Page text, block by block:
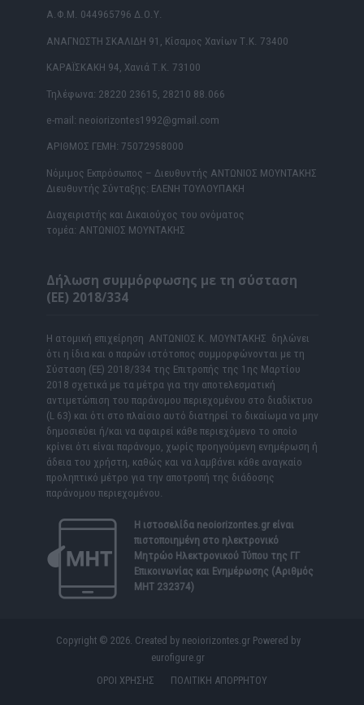
Α.Φ.Μ. 044965796 Δ.Ο.Υ.
ΑΝΑΓΝΩΣΤΗ ΣΚΑΛΙΔΗ 91, Κίσαμος Χανίων Τ.Κ. 73400
ΚΑΡΑΪΣΚΑΚΗ 94, Χανιά Τ.Κ. 73100
Τηλέφωνα: 28220 23615, 28210 88.066
e-mail: neoiorizontes1992@gmail.com
ΑΡΙΘΜΟΣ ΓΕΜΗ: 75072958000
Νόμιμος Εκπρόσωπος – Διευθυντής ΑΝΤΩΝΙΟΣ ΜΟΥΝΤΑΚΗΣ
Διευθυντής Σύνταξης: ΕΛΕΝΗ ΤΟΥΛΟΥΠΑΚΗ
Διαχειριστής και Δικαιούχος του ονόματος
τομέα: ΑΝΤΩΝΙΟΣ ΜΟΥΝΤΑΚΗΣ
Δήλωση συμμόρφωσης με τη σύσταση
(ΕΕ) 2018/334
Η ατομική επιχείρηση ΑΝΤΩΝΙΟΣ Κ. ΜΟΥΝΤΑΚΗΣ δηλώνει
ότι η ίδια και ο παρών ιστότοπος συμμορφώνονται με τη
Σύσταση (ΕΕ) 2018/334 της Επιτροπής της 1ης Μαρτίου
2018 σχετικά με τα μέτρα για την αποτελεσματική
αντιμετώπιση του παράνομου περιεχομένου στο διαδίκτυο
(L 63) και ότι στο πλαίσιο αυτό διατηρεί το δικαίωμα να μην
δημοσιεύει ή/και να αφαιρεί κάθε περιεχόμενο το οποίο
κρίνει ότι είναι παράνομο, χωρίς προηγούμενη ενημέρωση ή
άδεια του χρήστη, καθώς και να λαμβάνει κάθε αναγκαίο
προληπτικό μέτρο για την αποτροπή της διάδοσης
παράνομου περιεχομένου.
Η ιστοσελίδα neoiorizontes.grείναι
πιστοποιημένη στο ηλεκτρονικό
Μητρώο Ηλεκτρονικού Τύπου της ΓΓ
Επικοινωνίας και Ενημέρωσης (Αριθμός
ΜΗΤ 232374)
Copyright © 2026. Created by neoiorizontes.gr Powered by
eurofigure.gr
ΟΡΟΙ ΧΡΗΣΗΣ
ΠΟΛΙΤΙΚΗ ΑΠΟΡΡΗΤΟΥ